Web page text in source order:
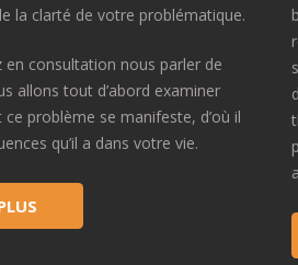
la clarté de votre problématique.
en consultation nous parler de
allons tout d’abord examiner
problème se manifeste, d’où il
qu’il a dans votre vie.